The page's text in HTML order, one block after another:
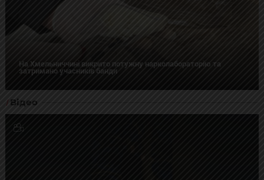
На Хмельниччині викрито потужну нарколабораторію та
затримано учасників банди
Відео